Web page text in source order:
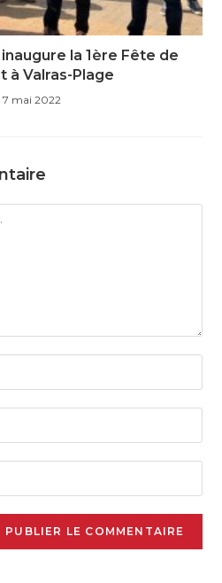
la 1ère Fête de
à Valras-Plage
7 mai 2022